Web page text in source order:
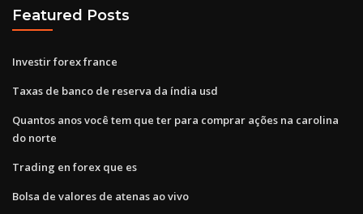
Featured Posts
Investir forex france
Taxas de banco de reserva da índia usd
Quantos anos você tem que ter para comprar ações na carolina
do norte
Trading en forex que es
Bolsa de valores de atenas ao vivo